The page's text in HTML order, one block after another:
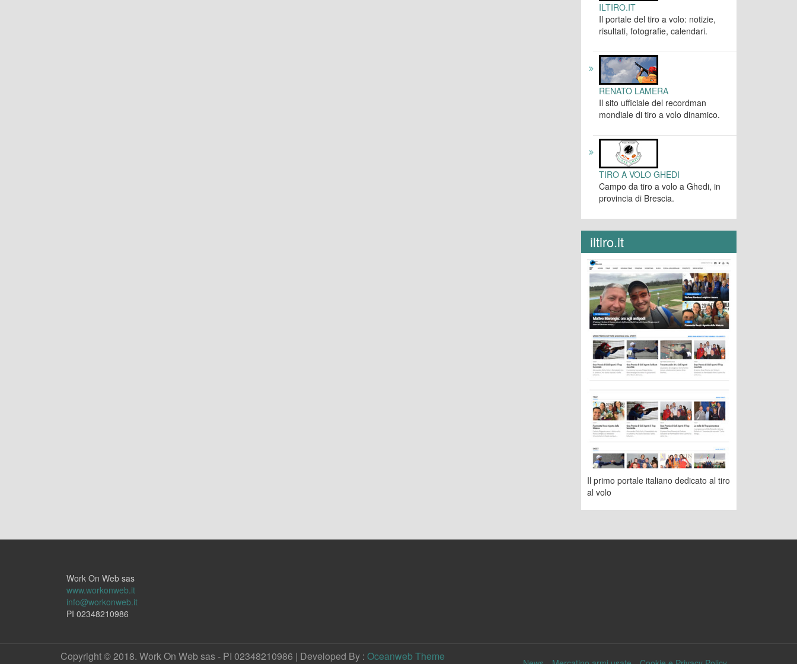
ILTIRO.IT
Il portale del tiro a volo: notizie,
risultati, fotografie, calendari.
RENATO LAMERA
Il sito ufficiale del recordman
mondiale di tiro a volo dinamico.
TIRO A VOLO GHEDI
Campo da tiro a volo a Ghedi, in
provincia di Brescia.
iltiro.it
Il primo portale italiano dedicato al tiro
al volo
Work On Web sas
www.workonweb.it
info@workonweb.it
PI 02348210986
Copyright © 2018. Work On Web sas - PI 02348210986 | Developed By : Oceanweb Theme